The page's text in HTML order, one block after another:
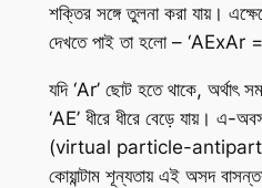
শক্তির সঙ্গে তুলনা করা যায়।
দেখতে পাই তা হলো – ‘AExAr
যদি ‘Ar’ ছোট হতে থাকে, অর্থাৎ
‘AE’ ধীরে ধীরে বেড়ে যায়। এ-
(virtual particle-
কোয়ান্টাম শূন্যতায় এই অসদ